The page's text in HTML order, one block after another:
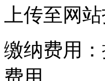
上传至网
缴纳费用
费用。